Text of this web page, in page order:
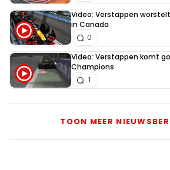
Video: Verstappen
in Canada
0
Video: Verstappen komt
Champions
1
TOON MEER